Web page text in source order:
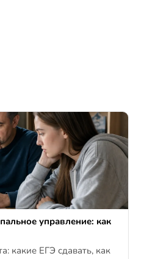
управление: как
какие ЕГЭ сдавать, как